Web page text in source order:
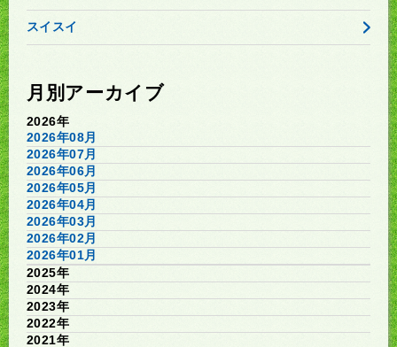
スイスイ
月別アーカイブ
2026年
2026年08月
2026年07月
2026年06月
2026年05月
2026年04月
2026年03月
2026年02月
2026年01月
2025年
2024年
2023年
2022年
2021年